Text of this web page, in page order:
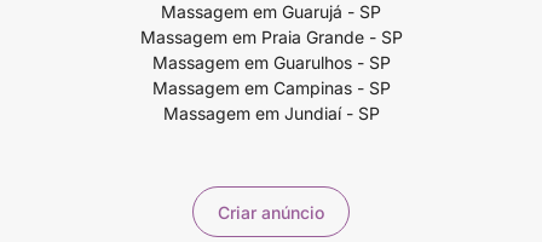
Massagem em Guarujá - SP
Massagem em Praia Grande - SP
Massagem em Guarulhos - SP
Massagem em Campinas - SP
Massagem em Jundiaí - SP
Criar anúncio